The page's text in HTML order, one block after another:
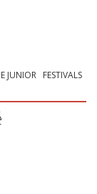
JUNIOR FESTIVALS